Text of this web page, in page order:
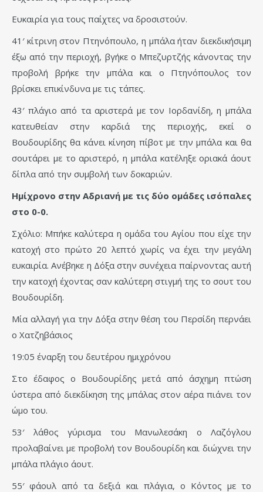
Ευκαιρία για τους παίχτες να δροσιστούν.
41′ κίτρινη στον Πτηνόπουλο, η μπάλα ήταν διεκδικήσιμη
έξω από την περιοχή, βγήκε ο Μπεζυρτζής κάνοντας την
προβολή βρήκε την μπάλα και ο Πτηνόπουλος τον
βρίσκει επικίνδυνα με τις τάπες.
43′ πλάγιο από τα αριστερά με τον Ιορδανίδη, η μπάλα
κατευθείαν στην καρδιά της περιοχής, εκεί ο
Βουδουρίδης θα κάνει κίνηση πίβοτ με την μπάλα και θα
σουτάρει με το αριστερό, η μπάλα κατέληξε οριακά άουτ
δίπλα από την συμβολή των δοκαριών.
Ημίχρονο στην Αδριανή με τις δύο ομάδες ισόπαλες
στο 0-0.
Σχόλιο: Μπήκε καλύτερα η ομάδα του Αγίου που είχε την
κατοχή στο πρώτο 20 λεπτό χωρίς να έχει την μεγάλη
ευκαιρία. Ανέβηκε η Δόξα στην συνέχεια παίρνοντας αυτή
την κατοχή έχοντας σαν καλύτερη στιγμή της το σουτ του
Βουδουρίδη.
Μία αλλαγή για την Δόξα στην θέση του Περσίδη περνάει
ο Χατζηβάσιος
19:05 έναρξη του δευτέρου ημιχρόνου
Στο έδαφος ο Βουδουρίδης μετά από άσχημη πτώση
ύστερα από διεκδίκηση της μπάλας στον αέρα πιάνει τον
ώμο του.
53′ λάθος γύρισμα του Μανωλεσάκη ο Λαζόγλου
προλαβαίνει με προβολή τον Βουδουρίδη και διώχνει την
μπάλα πλάγιο άουτ.
55′ φάουλ από τα δεξιά και πλάγια, ο Κόντος με το